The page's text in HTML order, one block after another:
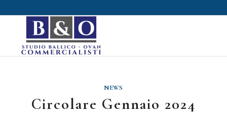
NEWS
Circolare Gennaio 2024